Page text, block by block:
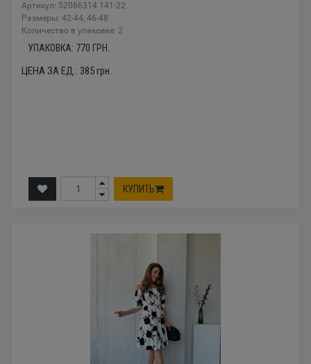
Артикул: 52086314 141-22
Размеры: 42-44, 46-48
Количество в упаковке: 2
УПАКОВКА: 770 ГРН.
ЦЕНА ЗА ЕД.: 385грн.
КУПИТЬ